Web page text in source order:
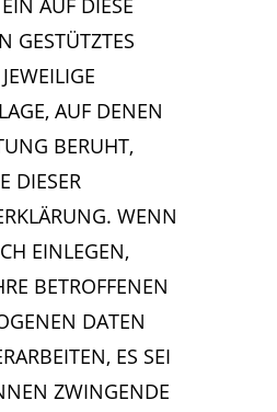
AUF DIESE
GESTÜTZTES
AUF DENEN
BERUHT,
DIESER
WENN
EINLEGEN,
BETROFFENEN
DATEN
ES SEI
ZWINGENDE